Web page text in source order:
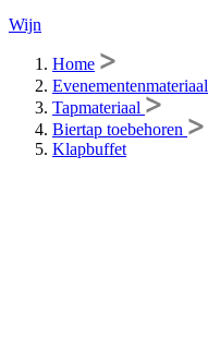
Wijn
Home
Evenementenmateriaal
Tapmateriaal
Biertap toebehoren
Klapbuffet